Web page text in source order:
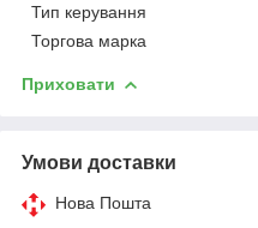
Тип керування
Торгова марка
Приховати
Умови доставки
Нова Пошта